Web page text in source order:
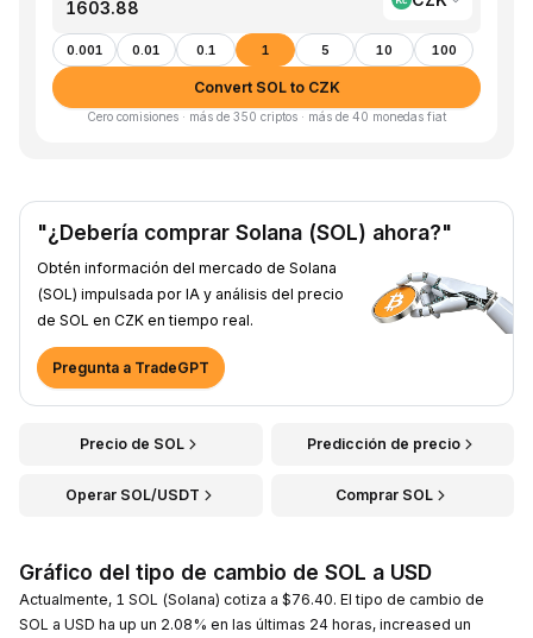
0.001 0.01 0.1 1 5 10 100
Convert SOL to CZK
Cero comisiones · más de 350 criptos · más de 40 monedas fiat
"¿Debería comprar Solana (SOL) ahora?"
Obtén información del mercado de Solana
(SOL) impulsada por IA y análisis del precio
de SOL en CZK en tiempo real.
Pregunta a TradeGPT
Precio de SOL Predicción de precio
Operar SOL/USDT Comprar SOL
Gráfico del tipo de cambio de SOL a USD
Actualmente, 1 SOL (Solana) cotiza a $76.40. El tipo de cambio de
SOL a USD ha up un 2.08% en las últimas 24 horas, increased un